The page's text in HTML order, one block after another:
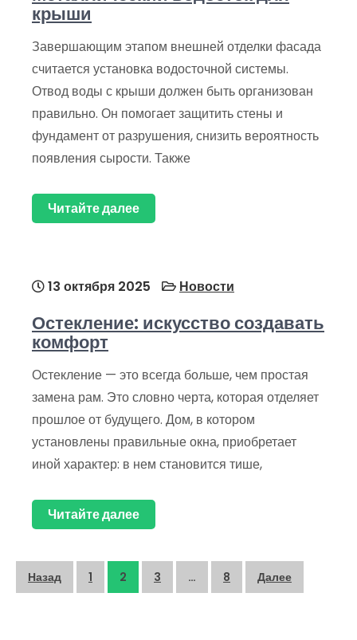
крыши
Завершающим этапом внешней отделки фасада
считается установка водосточной системы.
Отвод воды с крыши должен быть организован
правильно. Он помогает защитить стены и
фундамент от разрушения, снизить вероятность
появления сырости. Также
Читайте далее
13 октября 2025 Новости
Остекление: искусство создавать
комфорт
Остекление — это всегда больше, чем простая
замена рам. Это словно черта, которая отделяет
прошлое от будущего. Дом, в котором
установлены правильные окна, приобретает
иной характер: в нем становится тише,
Читайте далее
Пагинация
Назад 1 2 3 … 8 Далее